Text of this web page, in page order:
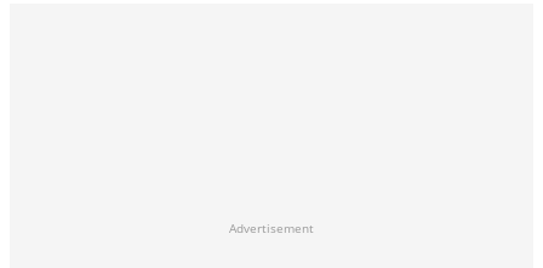
Advertisement